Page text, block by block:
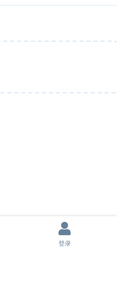
登录